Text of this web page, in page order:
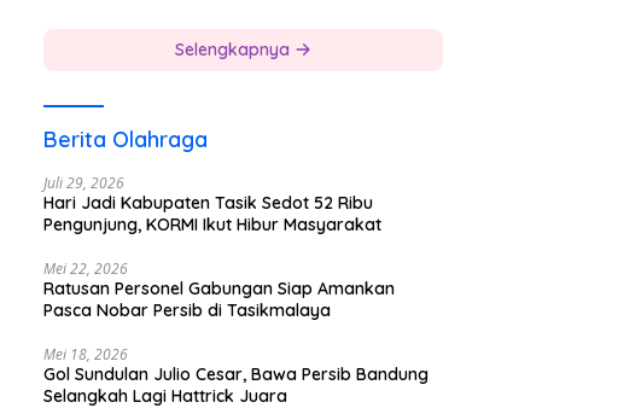
Selengkapnya
Berita Olahraga
Juli 29, 2026
Hari Jadi Kabupaten Tasik Sedot 52 Ribu
Pengunjung, KORMI Ikut Hibur Masyarakat
Mei 22, 2026
Ratusan Personel Gabungan Siap Amankan
Pasca Nobar Persib di Tasikmalaya
Mei 18, 2026
Gol Sundulan Julio Cesar, Bawa Persib Bandung
Selangkah Lagi Hattrick Juara